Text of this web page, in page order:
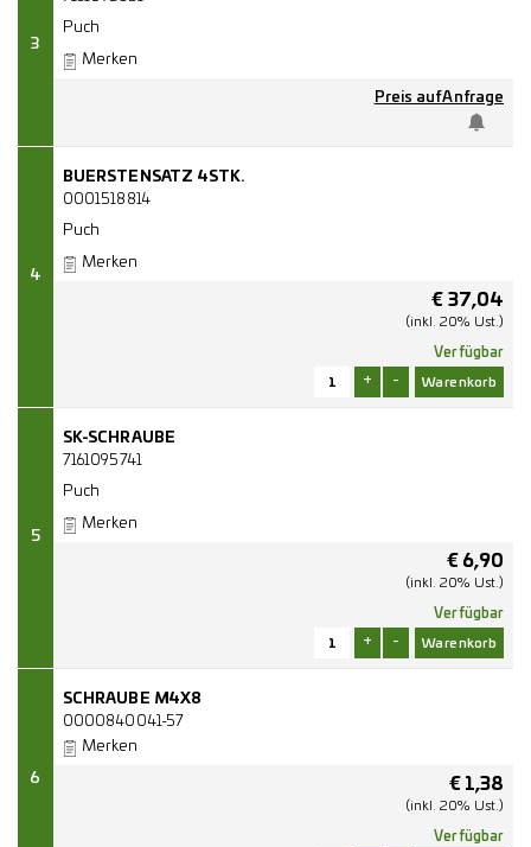
3
Puch
Merken
Preis auf Anfrage
4
BUERSTENSATZ 4STK.
0001518814
Puch
Merken
€ 37,04
(inkl. 20% Ust.)
Verfügbar
+ -
5
SK-SCHRAUBE
7161095741
Puch
Merken
€ 6,90
(inkl. 20% Ust.)
Verfügbar
+ -
6
SCHRAUBE M4X8
0000840041-57
Merken
€ 1,38
(inkl. 20% Ust.)
Verfügbar